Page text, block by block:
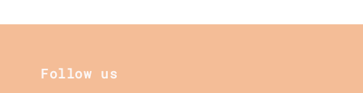
Follow us